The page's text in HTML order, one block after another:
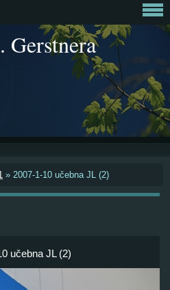
Gerstnera
» 2007-1-10 učebna JL (2)
učebna JL (2)